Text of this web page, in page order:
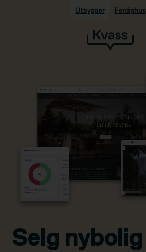
Hopp til hovedinnhold
Utbygger Ferdighus
Selg nybolig